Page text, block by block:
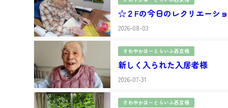
☆２Fの今日のレクリエーシ
2026-08-03
さわやかはーとらいふ西京極
新しく入られた入居者様
2026-07-31
さわやかはーとらいふ西京極